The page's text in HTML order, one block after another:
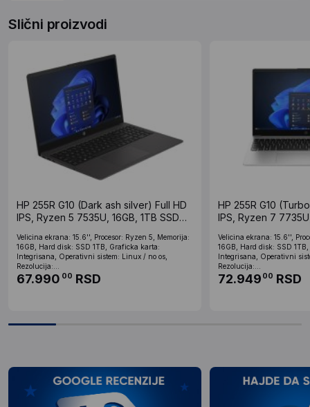
Slični proizvodi
HP 255R G10 (Dark ash silver) Full HD
IPS, Ryzen 5 7535U, 16GB, 1TB SSD
Velicina ekrana: 15.6'', Procesor: Ryzen 5, Memorija:
16GB, Hard disk: SSD 1TB, Graficka karta:
Integrisana, Operativni sistem: Linux / no os,
Rezolucija:...
67.990 00 RSD
HP 255R G10
IPS, Ryzen 7
Velicina ekrana: 15.6'',
16GB, Hard disk: SSD
Integrisana, Operativni
Rezolucija:...
72.949 00 RSD